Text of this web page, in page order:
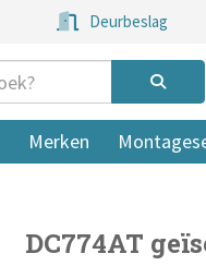
Deurbeslag
Merken
DC774AT